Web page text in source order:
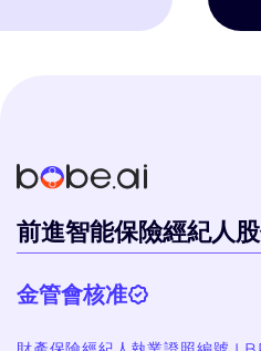
前進智能保險經紀人
金管會核准